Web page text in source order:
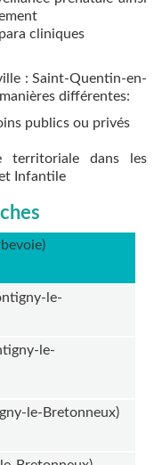
cliniques
: Saint-Quentin-en-
différentes:
publics ou privés
territoriale dans les
Infantile
le-
le-
le-Bretonneux)